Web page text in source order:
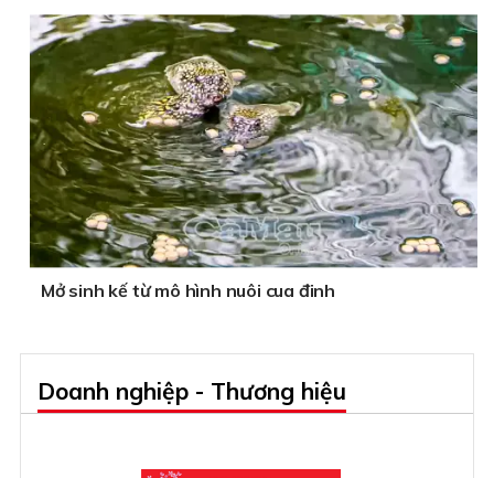
Mở sinh kế từ mô hình nuôi cua đinh
Doanh nghiệp - Thương hiệu